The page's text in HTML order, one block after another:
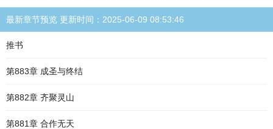
最新章节预览 更新时间：2025-06-09 08:53:46
推书
第883章 成圣与终结
第882章 齐聚灵山
第881章 合作无天